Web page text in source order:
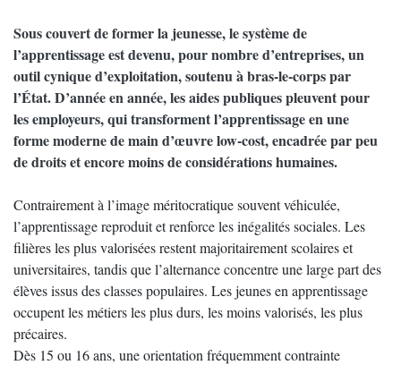
Sous couvert de former la jeunesse, le système de
l’apprentissage est devenu, pour nombre d’entreprises, un
outil cynique d’exploitation, soutenu à bras-le-corps par
l’État. D’année en année, les aides publiques pleuvent pour
les employeurs, qui transforment l’apprentissage en une
forme moderne de main d’œuvre low-cost, encadrée par peu
de droits et encore moins de considérations humaines.
Contrairement à l’image méritocratique souvent véhiculée,
l’apprentissage reproduit et renforce les inégalités sociales. Les
filières les plus valorisées restent majoritairement scolaires et
universitaires, tandis que l’alternance concentre une large part des
élèves issus des classes populaires. Les jeunes en apprentissage
occupent les métiers les plus durs, les moins valorisés, les plus
précaires.
Dès 15 ou 16 ans, une orientation fréquemment contrainte